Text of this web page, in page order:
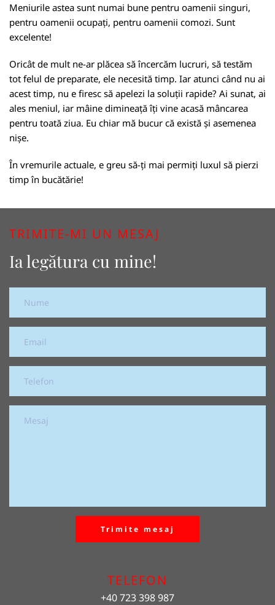
Meniurile astea sunt numai bune pentru oamenii singuri,
pentru oamenii ocupați, pentru oamenii comozi. Sunt
excelente!
Oricât de mult ne-ar plăcea să încercăm lucruri, să testăm
tot felul de preparate, ele necesită timp. Iar atunci când nu ai
acest timp, nu e firesc să apelezi la soluții rapide? Ai sunat, ai
ales meniul, iar mâine dimineață îți vine acasă mâncarea
pentru toată ziua. Eu chiar mă bucur că există și asemenea
nișe.
În vremurile actuale, e greu să-ți mai permiți luxul să pierzi
timp în bucătărie!
TRIMITE-MI UN MESAJ
Ia legătura cu mine!
Trimite mesaj
TELEFON
+40 723 398 987